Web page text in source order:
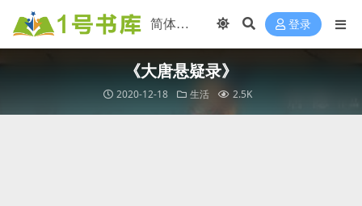
登录
《大唐悬疑录》
2020-12-18 生活 2.5K